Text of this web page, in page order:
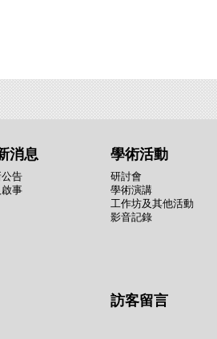
消息
告
事
學術活動
研討會
學術演講
工作坊及其他活動
影音記錄
訪客留言